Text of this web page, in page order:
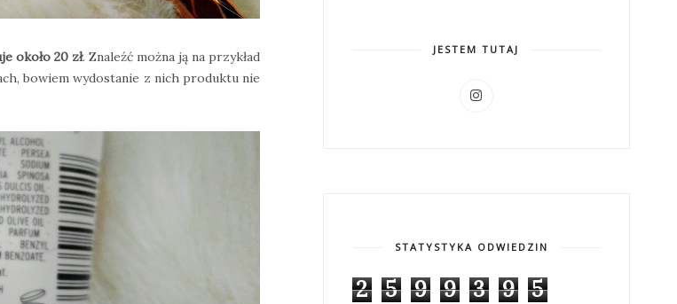
około 20 zł. Znaleźć można ją na przykład
bowiem wydostanie z nich produktu nie
JESTEM TUTAJ
STATYSTYKA ODWIEDZIN
2 5 9 9 3 9 5